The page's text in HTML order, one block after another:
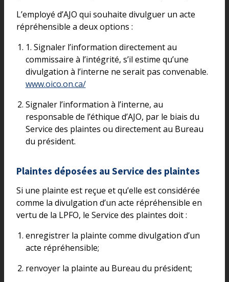
L’employé d’AJO qui souhaite divulguer un acte
répréhensible a deux options :
1. Signaler l’information directement au
commissaire à l’intégrité, s’il estime qu’une
divulgation à l’interne ne serait pas convenable.
www.oico.on.ca/
Signaler l’information à l’interne, au
responsable de l’éthique d’AJO, par le biais du
Service des plaintes ou directement au Bureau
du président.
Plaintes déposées au Service des plaintes
Si une plainte est reçue et qu’elle est considérée
comme la divulgation d’un acte répréhensible en
vertu de la LPFO, le Service des plaintes doit :
enregistrer la plainte comme divulgation d’un
acte répréhensible;
renvoyer la plainte au Bureau du président;